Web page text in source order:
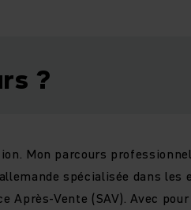
?
Mon parcours
spécialisée dans les
Après-Vente (SAV). Avec